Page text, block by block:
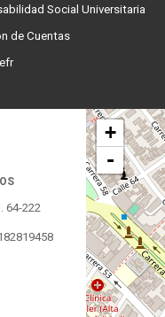
Social Universitaria
de Cuentas
64-222
+
-